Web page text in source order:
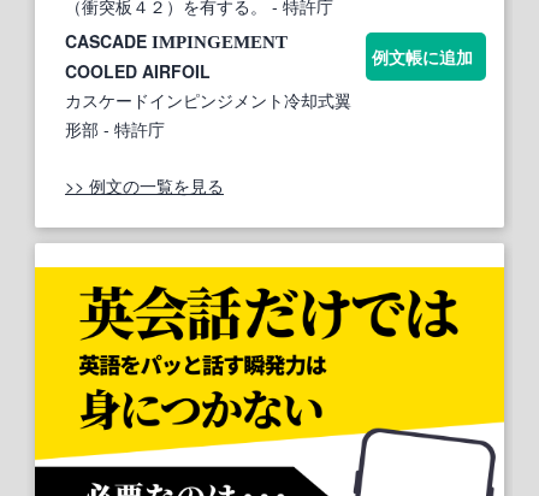
（衝突板４２）を有する。
- 特許庁
CASCADE IMPINGEMENT
COOLED AIRFOIL
カスケードインピンジメント冷却式翼
形部 - 特許庁
例文帳に追加
>> 例文の一覧を見る